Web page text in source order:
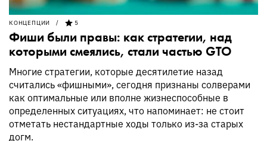
КОНЦЕПЦИИ 5
Фиши были правы: как стратегии, над
которыми смеялись, стали частью GTO
Многие стратегии, которые десятилетие назад
считались «фишными», сегодня признаны солверами
как оптимальные или вполне жизнеспособные в
определенных ситуациях, что напоминает: не стоит
отметать нестандартные ходы только из-за старых
догм.